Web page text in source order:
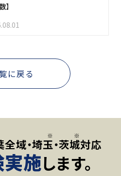
】
に戻る
域・埼玉・茨城対応
施します。